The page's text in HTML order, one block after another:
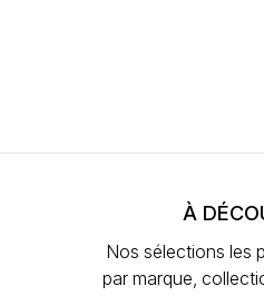
À
Nos sélections les
par marque,